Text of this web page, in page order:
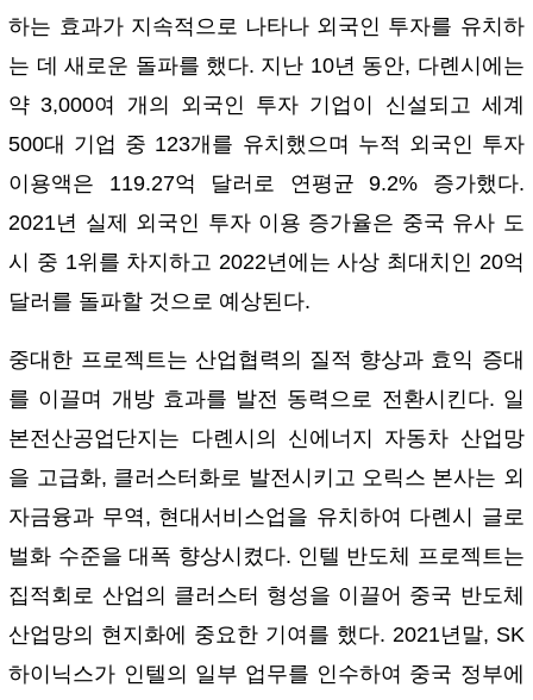
하는 효과가 지속적으로 나타나 외국인 투자를 유치하
는 데 새로운 돌파를 했다. 지난 10년 동안, 다롄시에는
약 3,000여 개의 외국인 투자 기업이 신설되고 세계
500대 기업 중 123개를 유치했으며 누적 외국인 투자
이용액은 119.27억 달러로 연평균 9.2% 증가했다.
2021년 실제 외국인 투자 이용 증가율은 중국 유사 도
시 중 1위를 차지하고 2022년에는 사상 최대치인 20억
달러를 돌파할 것으로 예상된다.
중대한 프로젝트는 산업협력의 질적 향상과 효익 증대
를 이끌며 개방 효과를 발전 동력으로 전환시킨다. 일
본전산공업단지는 다롄시의 신에너지 자동차 산업망
을 고급화, 클러스터화로 발전시키고 오릭스 본사는 외
자금융과 무역, 현대서비스업을 유치하여 다롄시 글로
벌화 수준을 대폭 향상시켰다. 인텔 반도체 프로젝트는
집적회로 산업의 클러스터 형성을 이끌어 중국 반도체
산업망의 현지화에 중요한 기여를 했다. 2021년말, SK
하이닉스가 인텔의 일부 업무를 인수하여 중국 정부에